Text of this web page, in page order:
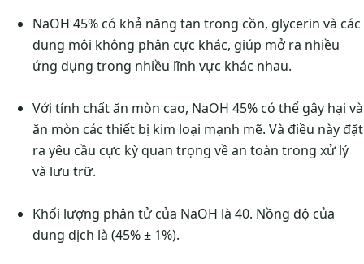
NaOH 45% có khả năng tan trong cồn, glycerin và các
dung môi không phân cực khác, giúp mở ra nhiều
ứng dụng trong nhiều lĩnh vực khác nhau.
Với tính chất ăn mòn cao, NaOH 45% có thể gây hại và
ăn mòn các thiết bị kim loại mạnh mẽ. Và điều này đặt
ra yêu cầu cực kỳ quan trọng về an toàn trong xử lý
và lưu trữ.
Khối lượng phân tử của NaOH là 40. Nồng độ của
dung dịch là (45% ± 1%).